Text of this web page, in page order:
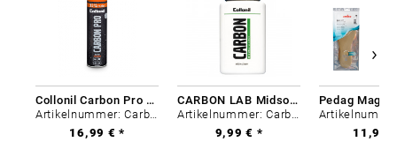
Collonil Carbon Pro 400 ml
Artikelnummer: Carbon-0
16,99 € *
CARBON LAB Midsole Cleaner
Artikelnummer: Carbon-0
9,99 € *
11,99